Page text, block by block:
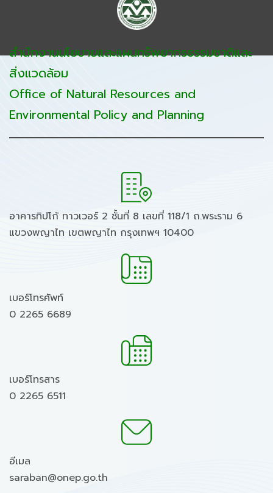
สำนักงานนโยบายและแผนทรัพยากรธรรมชาติและ
สิ่งแวดล้อม
Office of Natural Resources and
Environmental Policy and Planning
อาคารทิปโก้ ทาวเวอร์ 2 ชั้นที่ 8 เลขที่ 118/1 ถ.พระราม 6
แขวงพญาไท เขตพญาไท กรุงเทพฯ 10400
เบอร์โทรศัพท์
0 2265 6689
เบอร์โทรสาร
0 2265 6511
อีเมล
saraban@onep.go.th